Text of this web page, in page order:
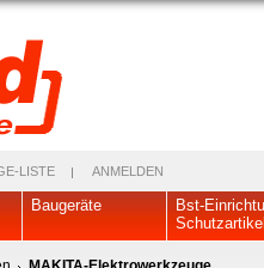
LISTE ANMELDEN
Baugeräte
Bst-